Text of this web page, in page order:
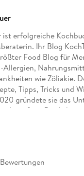
ist erfolgreiche
Ihr Blog
Food Blog für
wie Zöliakie.
Tipps, Tricks und
gründete sie das
glutenfreie Bio-